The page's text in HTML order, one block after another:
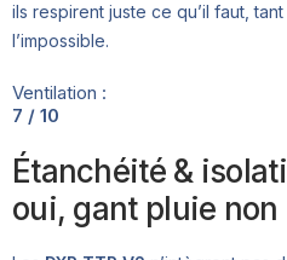
ils respirent juste ce qu’il faut,
l’impossible.
Ventilation :
7 / 10
Étanchéité &
oui, gant pluie non